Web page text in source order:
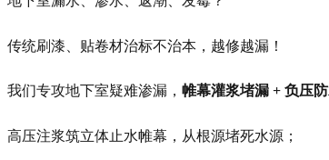
传统刷漆、贴卷材治标不治本，越修越漏！
我们专攻地下室疑难渗漏， 帷幕灌浆堵漏 + 负压
高压注浆筑立体止水帷幕，从根源堵死水源；